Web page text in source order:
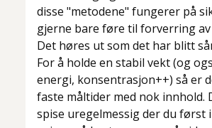
disse "metodene" fungerer på
gjerne bare føre til forverring
Det høres ut som det har blitt
For å holde en stabil vekt (og
energi, konsentrasjon++) så er
faste måltider med nok innhold.
spise uregelmessig der du først